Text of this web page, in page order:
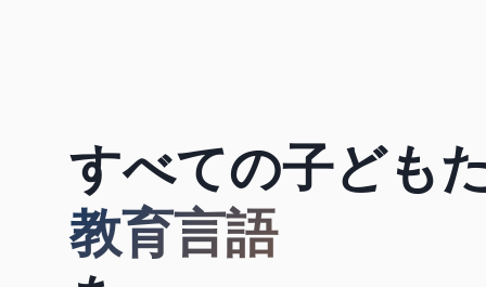
すべての子ども
教育言語